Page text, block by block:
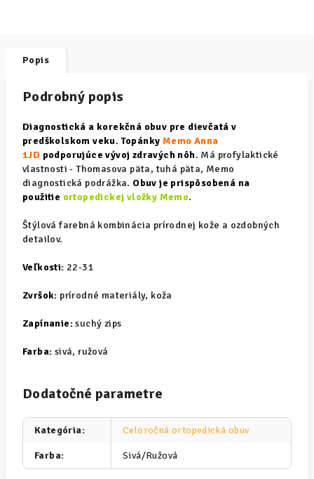
Popis
Podrobný popis
Diagnostická a korekčná obuv pre dievčatá v
predškolskom veku. Topánky Memo Anna
1JD podporujúce vývoj zdravých nôh. Má profylaktické
vlastnosti - Thomasova päta, tuhá päta, Memo
diagnostická podrážka. Obuv je prispôsobená na
použitie ortopedickej vložky Memo.
Štýlová farebná kombinácia prírodnej kože a ozdobných
detailov.
Veľkosti: 22-31
Zvršok: prírodné materiály, koža
Zapínanie:suchý zips
Farba: sivá, ružová
Dodatočné parametre
Kategória: Celoročná ortopedická obuv
Farba: Sivá/Ružová